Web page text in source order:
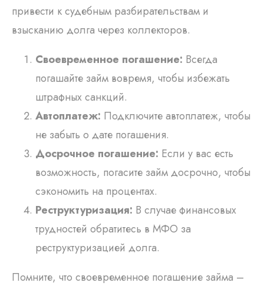
привести к судебным разбирательствам и
взысканию долга через коллекторов.
Своевременное погашение: Всегда
погашайте займ вовремя, чтобы избежать
штрафных санкций.
Автоплатеж: Подключите автоплатеж, чтобы
не забыть о дате погашения.
Досрочное погашение: Если у вас есть
возможность, погасите займ досрочно, чтобы
сэкономить на процентах.
Реструктуризация: В случае финансовых
трудностей обратитесь в МФО за
реструктуризацией долга.
Помните, что своевременное погашение займа –